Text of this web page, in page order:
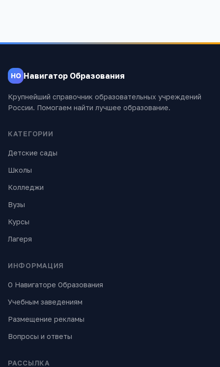
НО Навигатор Образования
Крупнейший справочник образовательных учреждений
России. Помогаем найти лучшее образование.
КАТЕГОРИИ
Детские сады
Школы
Колледжи
Вузы
Курсы
Лагеря
ИНФОРМАЦИЯ
О Навигаторе Образования
Учебным заведениям
Размещение рекламы
Вопросы и ответы
РАССЫЛКА